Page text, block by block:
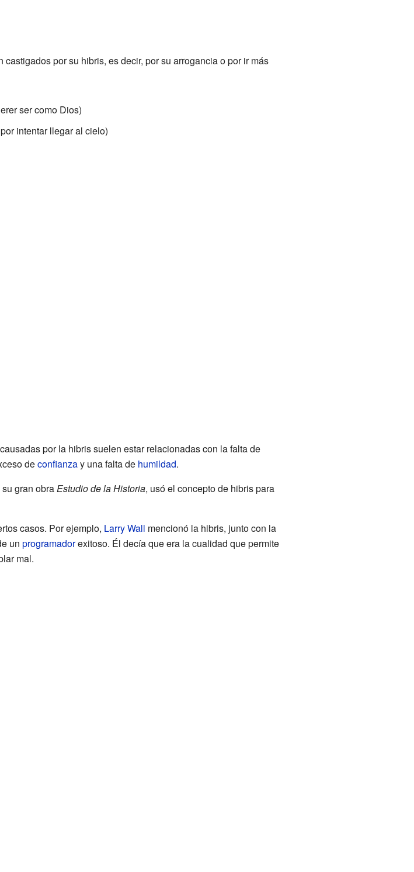
por su hibris, es decir, por su arrogancia o por ir más
ser como Dios)
intentar llegar al cielo)
por la hibris suelen estar relacionadas con la falta de
deconfianzay una falta de humildad.
gran obraEstudio de la Historia, usó el concepto de hibris para
casos. Por ejemplo, Larry Wall mencionó la hibris, junto con la
un programadorexitoso. Él decía que era la cualidad que permite
mal.